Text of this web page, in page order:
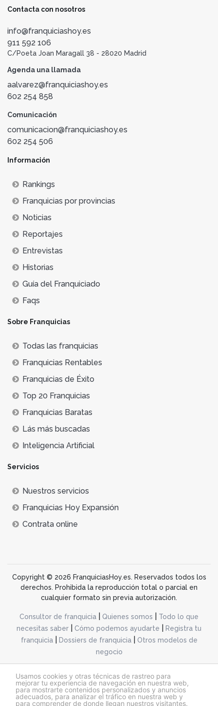
Usamos cookies y otras técnicas de rastreo para
mejorar tu experiencia de navegación en nuestra web,
para mostrarte contenidos personalizados y anuncios
adecuados, para analizar el tráfico en nuestra web y
para comprender de donde llegan nuestros visitantes.
Contacta con nosotros
info@franquiciashoy.es
911 592 106
C/Poeta Joan Maragall 38 - 28020 Madrid
Agenda una llamada
aalvarez@franquiciashoy.es
602 254 858
Comunicación
comunicacion@franquiciashoy.es
602 254 506
Información
Rankings
Franquicias por provincias
Noticias
Reportajes
Entrevistas
Historias
Guía del Franquiciado
Faqs
Sobre Franquicias
Todas las franquicias
Franquicias Rentables
Franquicias de Éxito
Top 20 Franquicias
Franquicias Baratas
Lás más buscadas
Inteligencia Artificial
Servicios
Nuestros servicios
Franquicias Hoy Expansión
Contrata online
Copyright © 2026 FranquiciasHoy.es. Reservados todos los
derechos. Prohibida la reproducción total o parcial en
cualquier formato sin previa autorización.
Consultor de franquicia Quienes somos
Todo lo que
necesitas saber
Cómo podemos ayudarte
Registra tu
franquicia| Dossiers de franquicia|
Otros modelos de
negocio
@franquiciashoy.es |Aviso legal| Política de cookies|Política de privacidad